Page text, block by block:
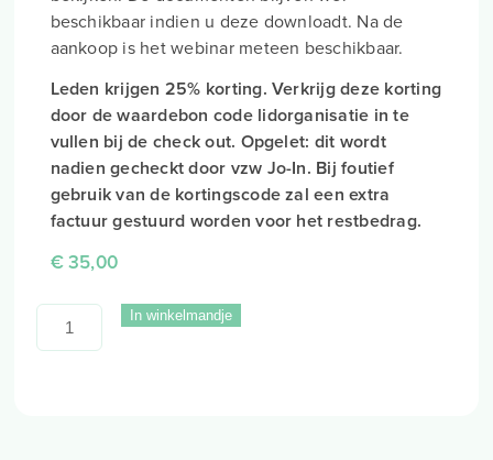
beschikbaar indien u deze downloadt. Na de
aankoop is het webinar meteen beschikbaar.
Leden krijgen 25% korting. Verkrijg deze korting
door de waardebon code lidorganisatie in te
vullen bij de check out. Opgelet: dit wordt
nadien gecheckt door vzw Jo-In. Bij foutief
gebruik van de kortingscode zal een extra
factuur gestuurd worden voor het restbedrag.
€35,00
In winkelmandje